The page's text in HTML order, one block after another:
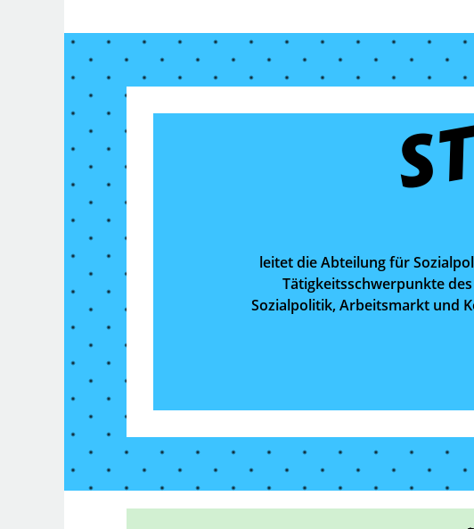
leitet die Abteilung für
Tätigkeitsschwerpunkte
Sozialpolitik, Arbeitsmarkt und